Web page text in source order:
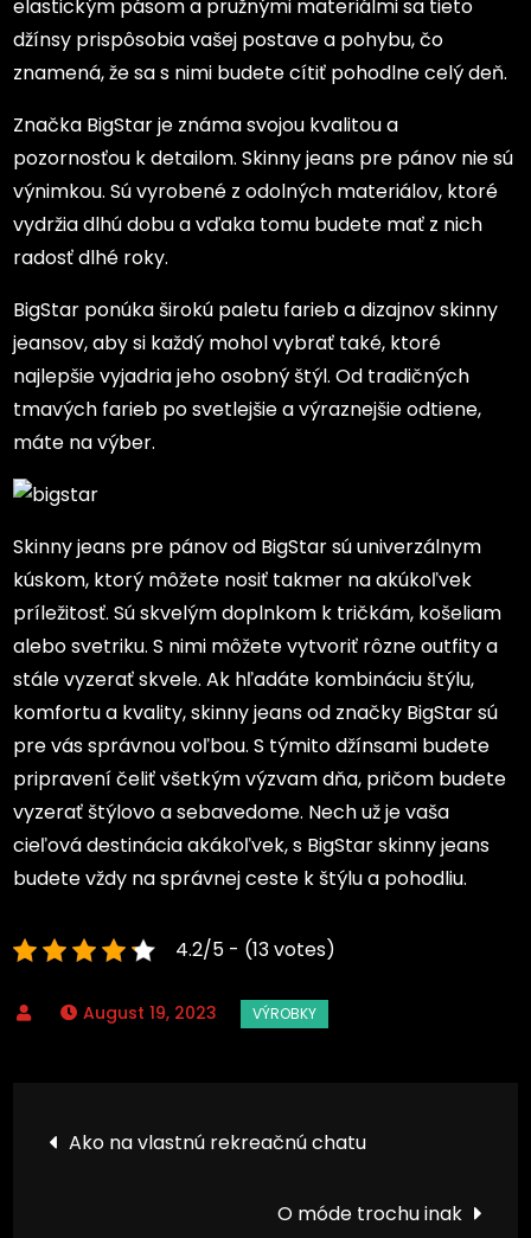
elastickým pásom a pružnými materiálmi sa tieto
džínsy prispôsobia vašej postave a pohybu, čo
znamená, že sa s nimi budete cítiť pohodlne celý deň.
Značka BigStar je známa svojou kvalitou a
pozornosťou k detailom. Skinny jeans pre pánov nie sú
výnimkou. Sú vyrobené z odolných materiálov, ktoré
vydržia dlhú dobu a vďaka tomu budete mať z nich
radosť dlhé roky.
BigStar ponúka širokú paletu farieb a dizajnov skinny
jeansov, aby si každý mohol vybrať také, ktoré
najlepšie vyjadria jeho osobný štýl. Od tradičných
tmavých farieb po svetlejšie a výraznejšie odtiene,
máte na výber.
Skinny jeans pre pánov od BigStar sú univerzálnym
kúskom, ktorý môžete nosiť takmer na akúkoľvek
príležitosť. Sú skvelým doplnkom k tričkám, košeliam
alebo svetriku. S nimi môžete vytvoriť rôzne outfity a
stále vyzerať skvele. Ak hľadáte kombináciu štýlu,
komfortu a kvality, skinny jeans od značky BigStar sú
pre vás správnou voľbou. S týmito džínsami budete
pripravení čeliť všetkým výzvam dňa, pričom budete
vyzerať štýlovo a sebavedome. Nech už je vaša
cieľová destinácia akákoľvek, s BigStar skinny jeans
budete vždy na správnej ceste k štýlu a pohodliu.
4.2/5 - (13 votes)
August 19, 2023
Post
navigation
Ako na vlastnú rekreačnú chatu
O móde trochu inak